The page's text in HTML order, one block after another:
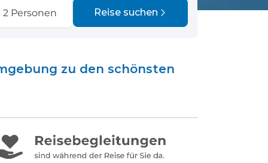
2 Personen Reise suchen
zu den schönsten